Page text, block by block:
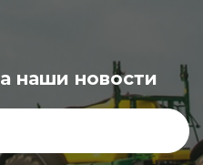
наши новости